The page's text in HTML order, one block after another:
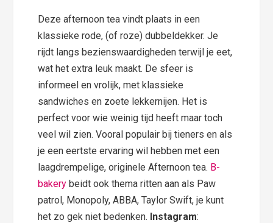
Deze afternoon tea vindt plaats in een
klassieke rode, (of roze) dubbeldekker. Je
rijdt langs bezienswaardigheden terwijl je eet,
wat het extra leuk maakt. De sfeer is
informeel en vrolijk, met klassieke
sandwiches en zoete lekkernijen. Het is
perfect voor wie weinig tijd heeft maar toch
veel wil zien. Vooral populair bij tieners en als
je een eertste ervaring wil hebben met een
laagdrempelige, originele Afternoon tea. B-
bakery beidt ook thema ritten aan als Paw
patrol, Monopoly, ABBA, Taylor Swift, je kunt
het zo gek niet bedenken. Instagram: